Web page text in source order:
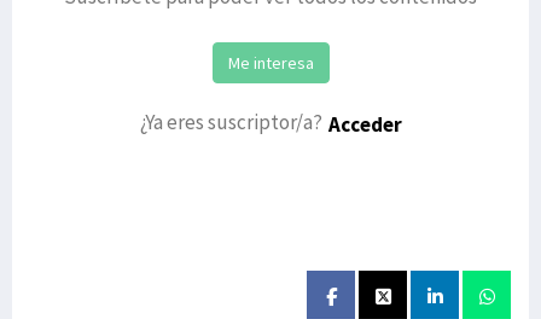
Me interesa
¿Ya eres suscriptor/a? Acceder